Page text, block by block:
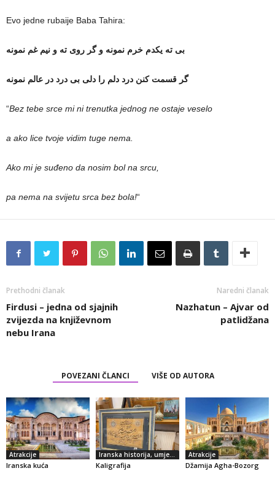
Evo jedne rubaije Baba Tahira:
بی ته یکدم خرم نمونه و گر روی ته و نیم غم نمونه
گر قسمت کنن درد دلم را دلی بی درد در عالم نمونه
“Bez tebe srce mi ni trenutka jednog ne ostaje veselo
a ako lice tvoje vidim tuge nema.
Ako mi je suđeno da nosim bol na srcu,
pa nema na svijetu srca bez bola!“
Prethodni članak
Firdusi – jedna od sjajnih
zvijezda na književnom
nebu Irana
Naredni članak
Nazhatun – Ajvar od
patlidžana
POVEZANI ČLANCI VIŠE OD AUTORA
Atrakcije
Iranska kuća
Iranska historija, umjetnost i kultura
Kaligrafija
Atrakcije
Džamija Agha-Bozorg